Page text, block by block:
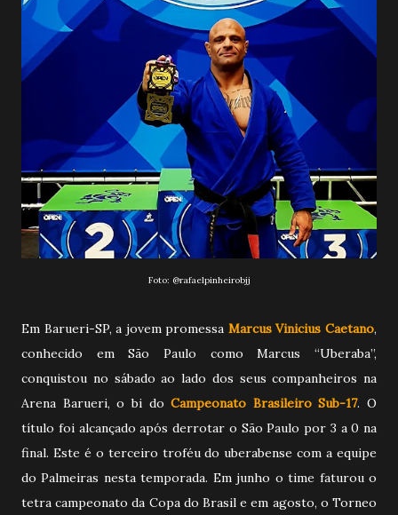
Foto: @rafaelpinheirobjj
Em Barueri-SP, a jovem promessa Marcus Vinicius Caetano,
conhecido em São Paulo como Marcus “Uberaba”,
conquistou no sábado ao lado dos seus companheiros na
Arena Barueri, o bi doCampeonato Brasileiro Sub-17. O
título foi alcançado após derrotar o São Paulo por 3 a 0 na
final. Este é o terceiro troféu do uberabense com a equipe
do Palmeiras nesta temporada. Em junho o time faturou o
tetra campeonato da Copa do Brasil e em agosto, o Torneo